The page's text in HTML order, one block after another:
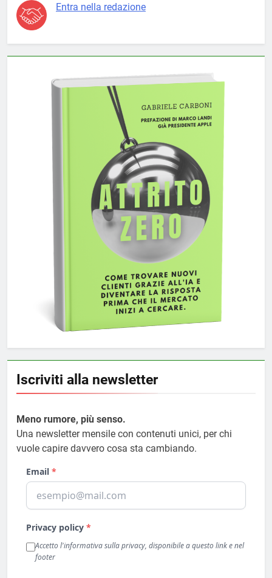
Entra nella redazione
Iscriviti alla newsletter
Meno rumore, più senso.
Una newsletter mensile con contenuti unici, per chi
vuole capire davvero cosa sta cambiando.